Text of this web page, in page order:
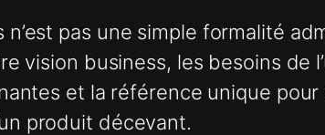
n’est pas une simple formalité
vision business, les besoins
et la référence unique
produit décevant.